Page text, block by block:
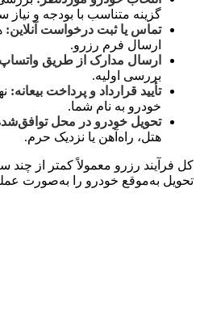
گزینه متناسب با بودجه و نیاز
تماس یا ثبت درخواست آنلاین:
ارسال فرم رزرو.
ارسال مدارک از طریق
بررسی اولیه.
تأیید قرارداد و پرداخت بیعانه:
خودرو به نام شما.
تحویل خودرو در محل
هتل، راه‌آهن یا نزدیک حرم.
کل فرآیند رزرو معمولاً کمتر از
تحویل به‌موقع خودرو را به‌صورت